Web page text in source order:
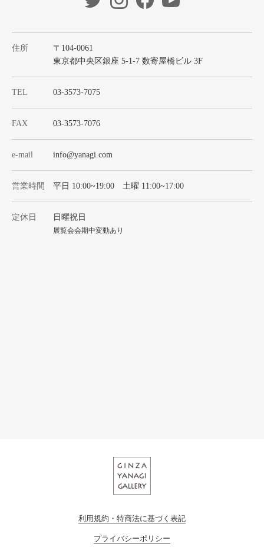
住所
〒104-0061
東京都中央区銀座 5-1-7 数寄屋橋ビル 3F
TEL 03-3573-7075
FAX 03-3573-7076
e-mail info@yanagi.com
営業時間 平日 10:00~19:00 土曜 11:00~17:00
定休日 日曜祝日
展覧会会期中変動あり
利用規約・特商法に基づく表記
プライバシーポリシー